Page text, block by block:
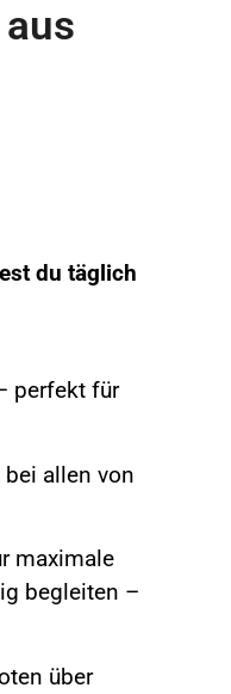
du täglich
perfekt für
allen von
maximale
begleiten –
über